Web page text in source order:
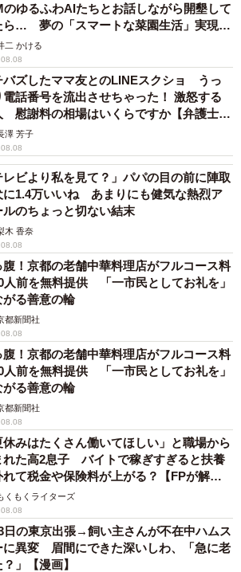
トステイを組んでくれました。最初は
に責められるのではないかと不安だ
施設から戻った母親は、楽しそうに
してくれました。
の間「自分のために使える時間」を持
裕を取り戻しました。今では「月に一
」を定例化することで、以前よりも穏
と向き合えています。
つみず・けんご）
ウンセラー、理学療法士 身体障がい者
神障がい者（双極症Ⅱ型）、セクシャル
の当事者。現在はオンラインカウン
提供する「勇者の部屋」代表。
のゆるふわAIたちとお話しながら開墾して
ら… 夢の「スマートな菜園生活」実現な
二 かける
バズしたママ友とのLINEスクショ うっ
電話番号を流出させちゃった！ 激怒する
慰謝料の相場はいくらですか【弁護士が
澤 芳子
レビより私を見て？」パパの目の前に陣取
に1.4万いいね あまりにも健気な熱烈ア
ルのちょっと切ない結末
木 香奈
腹！京都の老舗中華料理店がフルコース料
人前を無料提供 「一市民としてお礼を」
がる善意の輪
都新聞社
腹！京都の老舗中華料理店がフルコース料
人前を無料提供 「一市民としてお礼を」
がる善意の輪
都新聞社
休みはたくさん働いてほしい」と職場から
れた高2息子 バイトで稼ぎすぎると扶養
れて税金や保険料が上がる？【FPが解
くもくライターズ
日の東京出張→飼い主さんが不在中ハムス
に異変 眉間にできた深いしわ、「急に老
」【漫画】